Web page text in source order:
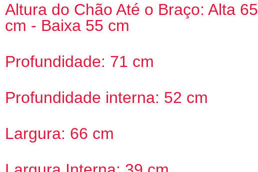
Altura do Chão Até o Braço: Alta 65
cm - Baixa 55 cm
Profundidade: 71 cm
Profundidade interna: 52 cm
Largura: 66 cm